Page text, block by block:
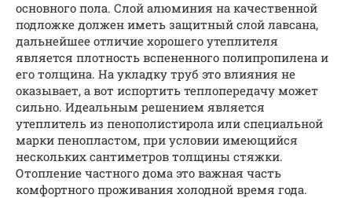
основного пола. Слой алюминия на качественной
подложке должен иметь защитный слой лавсана,
дальнейшее отличие хорошего утеплителя
является плотность вспененного полипропилена и
его толщина. На укладку труб это влияния не
оказывает, а вот испортить теплопередачу может
сильно. Идеальным решением является
утеплитель из пенополистирола или специальной
марки пенопластом, при условии имеющийся
нескольких сантиметров толщины стяжки.
Отопление частного дома это важная часть
комфортного проживания холодной время года.